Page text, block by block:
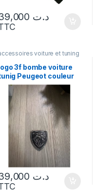
د.ت
voiture et tuning
3f bombe voiture
Peugeot couleur
silver
د.ت